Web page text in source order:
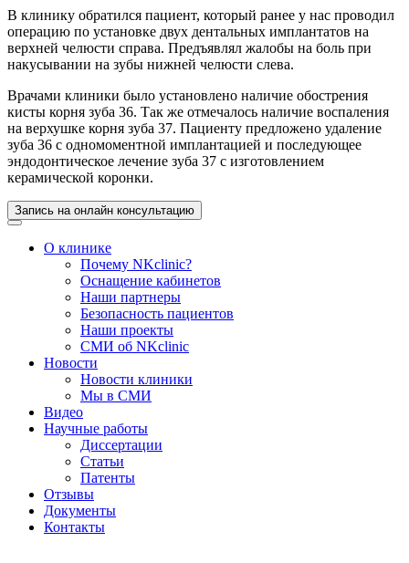
В клинику обратился пациент, который ранее у нас проводил
операцию по установке двух дентальных имплантатов на
верхней челюсти справа. Предъявлял жалобы на боль при
накусывании на зубы нижней челюсти слева.
Врачами клиники было установлено наличие обострения
кисты корня зуба 36. Так же отмечалось наличие воспаления
на верхушке корня зуба 37. Пациенту предложено удаление
зуба 36 с одномоментной имплантацией и последующее
эндодонтическое лечение зуба 37 с изготовлением
керамической коронки.
Запись на онлайн консультацию
О клинике
Почему NKclinic?
Оснащение кабинетов
Наши партнеры
Безопасность пациентов
Наши проекты
СМИ об NKclinic
Новости
Новости клиники
Мы в СМИ
Видео
Научные работы
Диссертации
Статьи
Патенты
Отзывы
Документы
Контакты